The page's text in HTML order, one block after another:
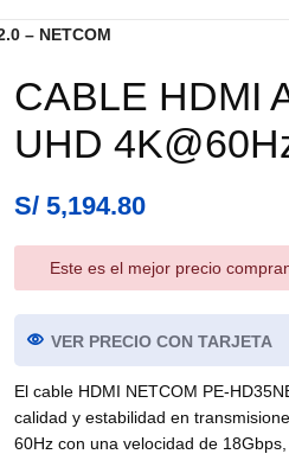
– NETCOM
CABLE HDMI
UHD
S/5,194.80
Este es el mejor precio
VER PRECIO CON TARJETA
El cable HDMI NETCOM PE-
calidad y estabilidad en
60Hz con una velocidad de